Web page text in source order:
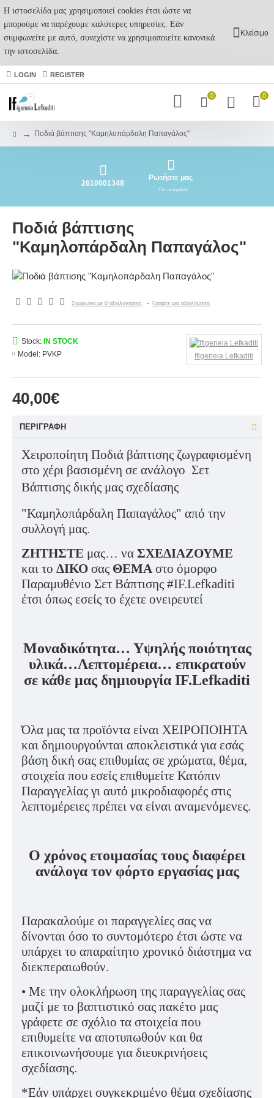
Η ιστοσελίδα μας χρησιμοποιεί cookies έτσι ώστε να
μπορούμε να παρέχουμε καλύτερες υπηρεσίες. Εάν
συμφωνείτε με αυτό, συνεχίστε να χρησιμοποιείτε κανονικά
την ιστοσελίδα.
Κλείσιμο
LOGIN REGISTER
0 0
Ποδιά βάπτισης "Καμηλοπάρδαλη Παπαγάλος"
2610001348
Ρωτήστε μας
Για το προϊόν
Ποδιά βάπτισης
"Καμηλοπάρδαλη Παπαγάλος"
Σύμφωνα με 0 αξιολογήσεις. - Γράψτε μια αξιολόγηση
40,00€
Stock: IN STOCK
Model: PVKP Ifigeneia Lefkaditi
ΠΕΡΙΓΡΑΦΉ
Χειροποίητη Ποδιά βάπτισης ζωγραφισμένη
στο χέρι βασισμένη σε ανάλογο Σετ
Βάπτισης δικής μας σχεδίασης
"Καμηλοπάρδαλη Παπαγάλος" από την
συλλογή μας.
ΖΗΤΗΣΤΕ μας… να ΣΧΕΔΙΑΖΟΥΜΕ
και το ΔΙΚΟ σας ΘΕΜΑ στο όμορφο
Παραμυθένιο Σετ Βάπτισης #IF.Lefkaditi
έτσι όπως εσείς το έχετε ονειρευτεί
Μοναδικότητα… Υψηλής ποιότητας
υλικά…Λεπτομέρεια… επικρατούν
σε κάθε μας δημιουργία IF.Lefkaditi
Όλα μας τα προϊόντα είναι ΧΕΙΡΟΠΟΙΗΤΑ
και δημιουργούνται αποκλειστικά για εσάς
βάση δική σας επιθυμίας σε χρώματα, θέμα,
στοιχεία που εσείς επιθυμείτε Κατόπιν
Παραγγελίας γι αυτό μικροδιαφορές στις
λεπτομέρειες πρέπει να είναι αναμενόμενες.
Ο χρόνος ετοιμασίας τους διαφέρει
ανάλογα τον φόρτο εργασίας μας
Παρακαλούμε οι παραγγελίες σας να
δίνονται όσο το συντομότερο έτσι ώστε να
υπάρχει το απαραίτητο χρονικό διάστημα να
διεκπεραιωθούν.
• Με την ολοκλήρωση της παραγγελίας σας
μαζί με το βαπτιστικό σας πακέτο μας
γράφετε σε σχόλιο τα στοιχεία που
επιθυμείτε να αποτυπωθούν και θα
επικοινωνήσουμε για διευκρινήσεις
σχεδίασης.
*Εάν υπάρχει συγκεκριμένο θέμα σχεδίασης